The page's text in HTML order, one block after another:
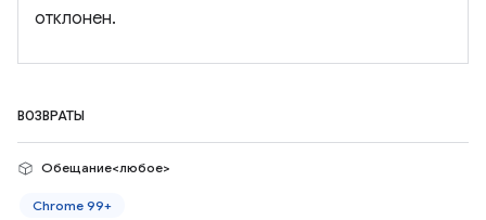
отклонен.
ВОЗВРАТЫ
Обещание<любое>
Chrome 99+